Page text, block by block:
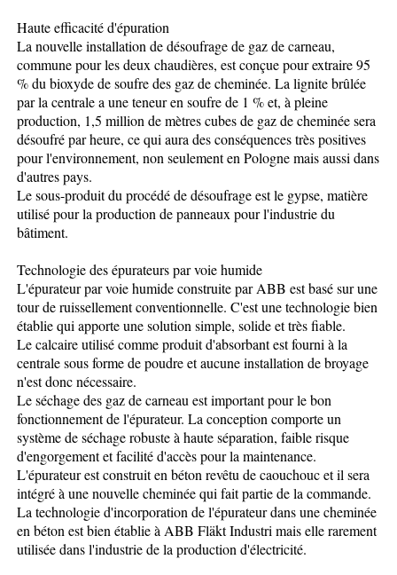
Haute efficacité d'épuration
La nouvelle installation de désoufrage de gaz de carneau,
commune pour les deux chaudières, est conçue pour extraire 95
% du bioxyde de soufre des gaz de cheminée. La lignite brûlée
par la centrale a une teneur en soufre de 1 % et, à pleine
production, 1,5 million de mètres cubes de gaz de cheminée sera
désoufré par heure, ce qui aura des conséquences très positives
pour l'environnement, non seulement en Pologne mais aussi dans
d'autres pays.
Le sous-produit du procédé de désoufrage est le gypse, matière
utilisé pour la production de panneaux pour l'industrie du
bâtiment.
Technologie des épurateurs par voie humide
L'épurateur par voie humide construite par ABB est basé sur une
tour de ruissellement conventionnelle. C'est une technologie bien
établie qui apporte une solution simple, solide et très fiable.
Le calcaire utilisé comme produit d'absorbant est fourni à la
centrale sous forme de poudre et aucune installation de broyage
n'est donc nécessaire.
Le séchage des gaz de carneau est important pour le bon
fonctionnement de l'épurateur. La conception comporte un
système de séchage robuste à haute séparation, faible risque
d'engorgement et facilité d'accès pour la maintenance.
L'épurateur est construit en béton revêtu de caouchouc et il sera
intégré à une nouvelle cheminée qui fait partie de la commande.
La technologie d'incorporation de l'épurateur dans une cheminée
en béton est bien établie à ABB Fläkt Industri mais elle rarement
utilisée dans l'industrie de la production d'électricité.